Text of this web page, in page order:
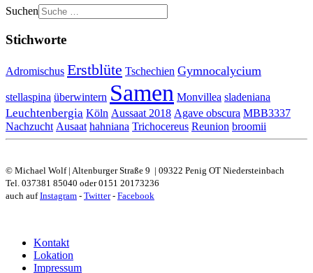
Suchen
Stichworte
Adromischus Erstblüte Tschechien Gymnocalycium
stellaspina überwintern Samen Monvillea sladeniana
Leuchtenbergia Köln Aussaat 2018 Agave obscura MBB3337
Nachzucht Ausaat hahniana Trichocereus Reunion broomii
© Michael Wolf | Altenburger Straße 9 | 09322 Penig OT Niedersteinbach
Tel. 037381 85040 oder 0151 20173236
auch aufInstagram - Twitter- Facebook
Kontakt
Lokation
Impressum